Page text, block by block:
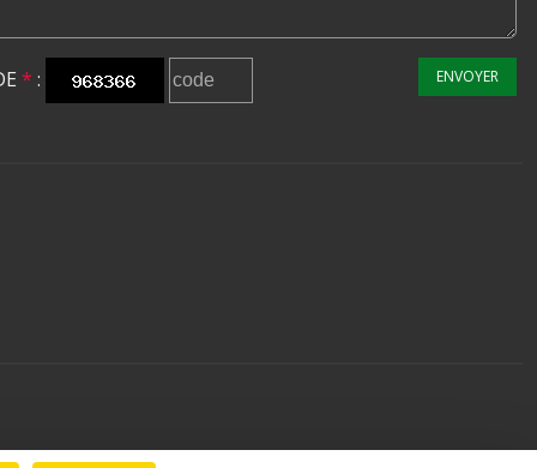
* : ENVOYER